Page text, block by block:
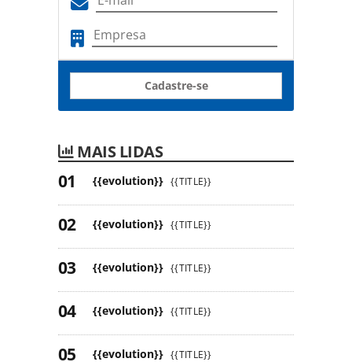
Cadastre-se
MAIS LIDAS
{{evolution}} {{TITLE}}
{{evolution}} {{TITLE}}
{{evolution}} {{TITLE}}
{{evolution}} {{TITLE}}
{{evolution}} {{TITLE}}